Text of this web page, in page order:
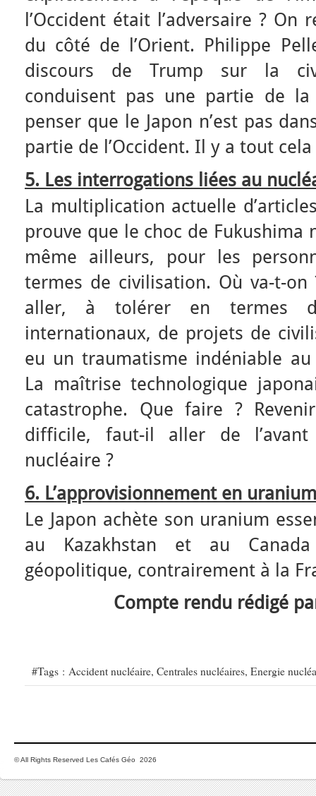
l’Occident était l’adversaire ? On
du côté de l’Orient. Philippe
discours de Trump sur la
conduisent pas une partie de
penser que le Japon n’est pas
partie de l’Occident. Il y a tout
5. Les interrogations liées au
La multiplication actuelle
prouve que le choc de Fukushima
même ailleurs, pour les
termes de civilisation. Où va-t-on
aller, à tolérer en termes
internationaux, de projets de
eu un traumatisme indéniable
La maîtrise technologique
catastrophe. Que faire ?
difficile, faut-il aller de l’avant
nucléaire ?
6. L’approvisionnement en uranium
Le Japon achète son uranium
au Kazakhstan et au
géopolitique, contrairement à la
Compte rendu rédigé
#Tags : Accident nucléaire, Centrales nucléaires, Energie
© All Rights Reserved Les Cafés Géo 2026